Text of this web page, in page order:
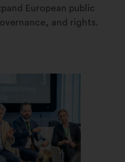
European public
and rights.